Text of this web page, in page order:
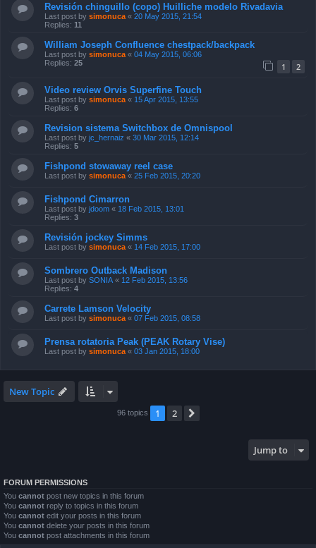
Revisión chinguillo (copo) Huilliche modelo Rivadavia
Last post by simonuca « 20 May 2015, 21:54
Replies: 11
William Joseph Confluence chestpack/backpack
Last post by simonuca « 04 May 2015, 06:06
Replies: 25 1 2
Video review Orvis Superfine Touch
Last post by simonuca « 15 Apr 2015, 13:55
Replies: 6
Revision sistema Switchbox de Omnispool
Last post by jc_hernaiz « 30 Mar 2015, 12:14
Replies: 5
Fishpond stowaway reel case
Last post by simonuca « 25 Feb 2015, 20:20
Fishpond Cimarron
Last post by jdoom « 18 Feb 2015, 13:01
Replies: 3
Revisión jockey Simms
Last post by simonuca « 14 Feb 2015, 17:00
Sombrero Outback Madison
Last post by SONIA « 12 Feb 2015, 13:56
Replies: 4
Carrete Lamson Velocity
Last post by simonuca « 07 Feb 2015, 08:58
Prensa rotatoria Peak (PEAK Rotary Vise)
Last post by simonuca « 03 Jan 2015, 18:00
New Topic
96 topics 1 2
Jump to
FORUM PERMISSIONS
You cannot post new topics in this forum
You cannot reply to topics in this forum
You cannot edit your posts in this forum
You cannot delete your posts in this forum
You cannot post attachments in this forum